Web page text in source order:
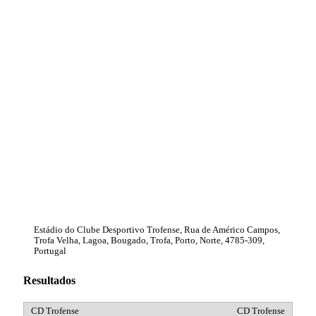
Estádio do Clube Desportivo Trofense, Rua de Américo Campos,
Trofa Velha, Lagoa, Bougado, Trofa, Porto, Norte, 4785-309,
Portugal
Resultados
CD Trofense